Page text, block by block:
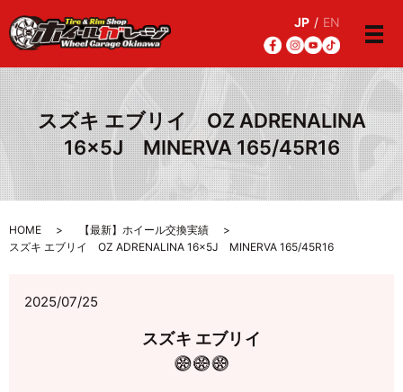
JP / EN
メ
スズキ エブリイ OZ ADRENALINA
16×5J MINERVA 165/45R16
HOME
【最新】ホイール交換実績
スズキ エブリイ OZ ADRENALINA 16×5J MINERVA 165/45R16
2025/07/25
スズキ エブリイ